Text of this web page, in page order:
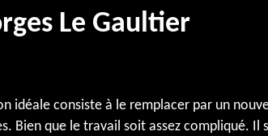
Le Gaultier
idéale consiste à le remplacer par un
que le travail soit assez compliqué. Il